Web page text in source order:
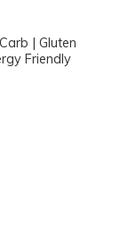
| Gluten
Friendly